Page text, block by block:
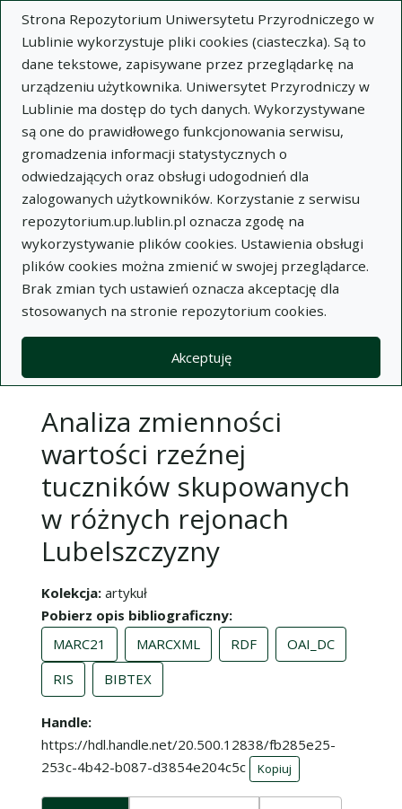
Strona Repozytorium Uniwersytetu Przyrodniczego w
Lublinie wykorzystuje pliki cookies (ciasteczka). Są to
dane tekstowe, zapisywane przez przeglądarkę na
urządzeniu użytkownika. Uniwersytet Przyrodniczy w
Lublinie ma dostęp do tych danych. Wykorzystywane
są one do prawidłowego funkcjonowania serwisu,
gromadzenia informacji statystycznych o
odwiedzających oraz obsługi udogodnień dla
zalogowanych użytkowników. Korzystanie z serwisu
repozytorium.up.lublin.pl oznacza zgodę na
wykorzystywanie plików cookies. Ustawienia obsługi
plików cookies można zmienić w swojej przeglądarce.
Brak zmian tych ustawień oznacza akceptację dla
stosowanych na stronie repozytorium cookies.
Akceptuję
Wyszukaj
Repozytorium Uniwersytetu
Przyrodniczego w Lublinie
Kolekcje
artykuł
Analiza zmienności wartości rzeźnej tuczników
skupowanych w różnych rejonach Lubelszczyzny
Analiza zmienności
wartości rzeźnej
tuczników skupowanych
w różnych rejonach
Lubelszczyzny
Kolekcja artykuł
Pobierz opis bibliograficzny
MARC21
MARCXML RDF
OAI_DC
RIS
BIBTEX
Handle
https://hdl.handle.net/20.500.12838/fb285e25-
253c-4b42-b087-d3854e204c5c
Kopiuj